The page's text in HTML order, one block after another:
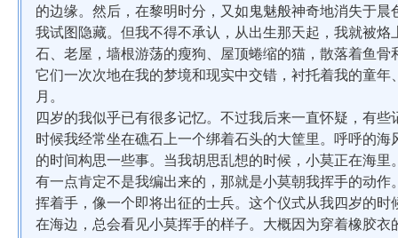
的边缘。然后，在黎明时分，又如鬼魅般神奇地消失于晨
我试图隐藏。但我不得不承认，从出生那天起，我就被
石、老屋，墙根游荡的瘦狗、屋顶蜷缩的猫，散落着鱼
它们一次次地在我的梦境和现实中交错，衬托着我的童
月。
四岁的我似乎已有很多记忆。不过我后来一直怀疑，有
时候我经常坐在礁石上一个绑着石头的大筐里。呼呼的
的时间构思一些事。当我胡思乱想的时候，小莫正在海里
有一点肯定不是我编出来的，那就是小莫朝我挥手的动
挥着手，像一个即将出征的士兵。这个仪式从我四岁的
在海边，总会看见小莫挥手的样子。大概因为穿着橡胶